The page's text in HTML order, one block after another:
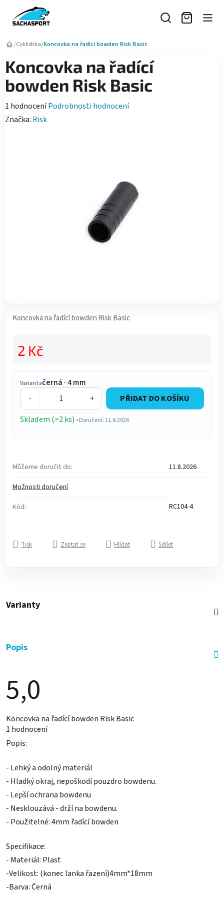
obsah
/Cyklistika/Koncovka na řadící bowden Risk Basic
Koncovka na řadící bowden Risk Basic
Variantačerná · 4 mm
- +
PŘIDAT DO KOŠÍKU
Skladem (>2 ks) • Doručení: 11.8.2026
Můžeme doručit do:
11.8.2026
Možnosti doručení
Kód:
RC104-4
2 Kč
Tisk Zeptat se Hlídat Sdílet
Koncovka na řadící
bowden Risk Basic
Průměrné
hodnocení
1 hodnoceníPodrobnosti hodnocení
Značka: Risk
Varianty
Popis
5,0
Průměrné
hodnocení
produktu
je
5,0
hvězdiček.
1 hodnocení
Koncovka na řadící bowden Risk Basic
Popis:
- Lehký a odolný materiál
- Hladký okraj, nepoškodí pouzdro bowdenu.
- Lepší ochrana bowdenu
- Nesklouzává - drží na bowdenu.
- Použitelné: 4mm řadící bowden
Specifikace:
- Materiál: Plast
-Velikost: (konec lanka řazení)4mm*18mm
-Barva: Černá